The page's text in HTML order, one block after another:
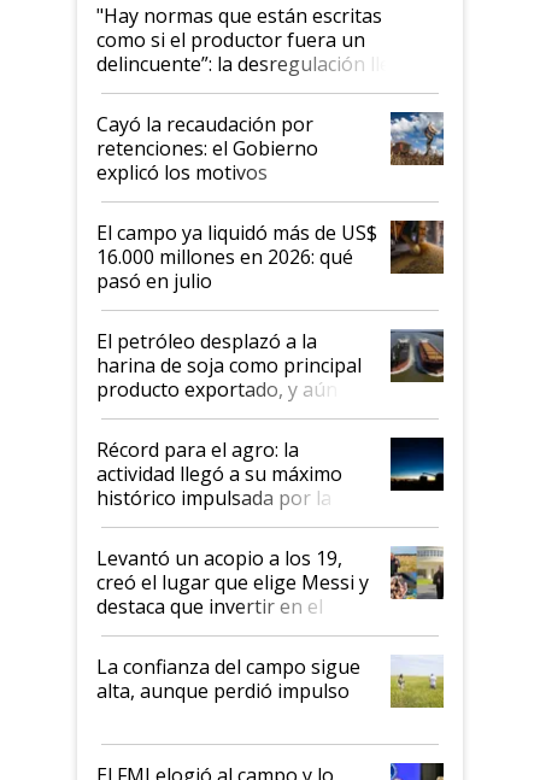
"Hay normas que están escritas
como si el productor fuera un
delincuente”: la desregulación llegó
al Congreso Aapresid y hasta se
habló del financiamiento al IPCVA
Cayó la recaudación por
retenciones: el Gobierno
explicó los motivos
El campo ya liquidó más de US$
16.000 millones en 2026: qué
pasó en julio
El petróleo desplazó a la
harina de soja como principal
producto exportado, y aún así
el agro aportó casi seis de cada
diez dólares y sostuvo el
liderazgo en un semestre
récord
Récord para el agro: la
actividad llegó a su máximo
histórico impulsada por la
cosecha y las exportaciones
Levantó un acopio a los 19,
creó el lugar que elige Messi y
destaca que invertir en el
kirchnerismo era como "darle
plata a un hijo para droga":
Juan Félix Rossetti, el libertario
que de una dura crisis salió
de Milei
La confianza del campo sigue
alta, aunque perdió impulso